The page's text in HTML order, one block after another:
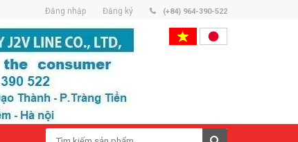
Đăng nhập Đăng ký (+84) 964-390-522